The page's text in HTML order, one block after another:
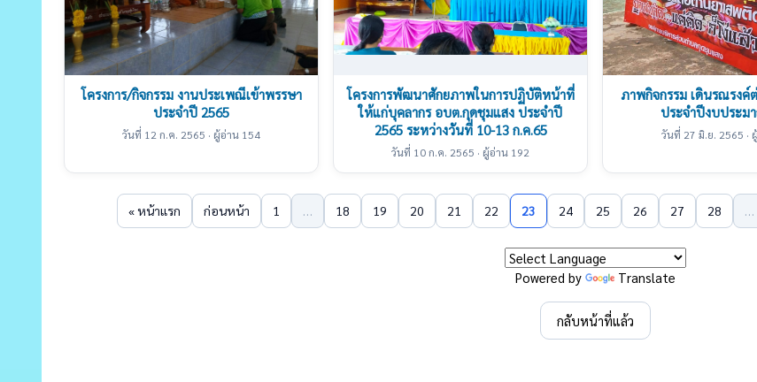
โครงการ/กิจกรรม งานประเพณีเข้าพรรษา
ประจำปี 2565
วันที่ 12 ก.ค. 2565 · ผู้อ่าน 154
โครงการพัฒนาศักยภาพในการปฏิบัติหน้าที่
ให้แก่บุคลากร อบต.กุดชุมแสง ประจำปี
2565 ระหว่างวันที่ 10-13 ก.ค.65
วันที่ 10 ก.ค. 2565 · ผู้อ่าน 192
ภาพกิจกรรม เดินรณรงค์
ประจำปีงบประม
วันที่ 27 มิ.ย. 2565 ·
« หน้าแรก ก่อนหน้า 1 … 18 19 20 21 22 23 24 25 26 27 28 …
Powered by Translate
กลับหน้าที่แล้ว